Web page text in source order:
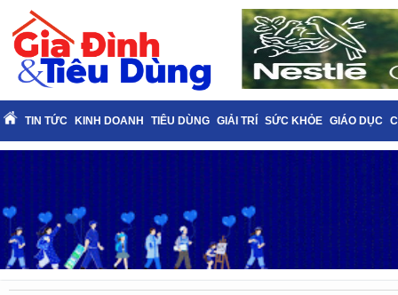
TIN TỨC KINH DOANH TIÊU DÙNG GIẢI TRÍ SỨC KHỎE GIÁO DỤC